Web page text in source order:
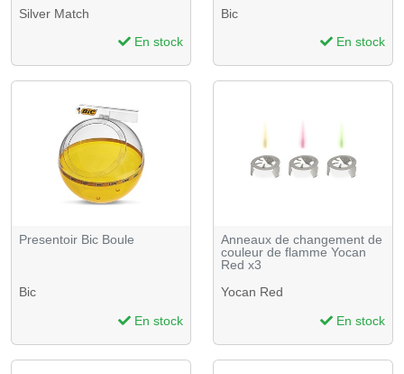
Silver Match
En stock
Bic
En stock
Presentoir Bic Boule
Bic
En stock
Anneaux de changement de
couleur de flamme Yocan
Red x3
Yocan Red
En stock